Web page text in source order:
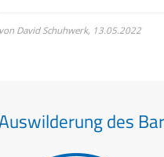
von David Schuhwerk, 13.05.2022
des